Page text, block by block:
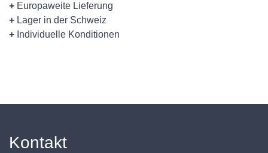
+ Europaweite Lieferung
+ Lager in der Schweiz
+ Individuelle Konditionen
Kontakt